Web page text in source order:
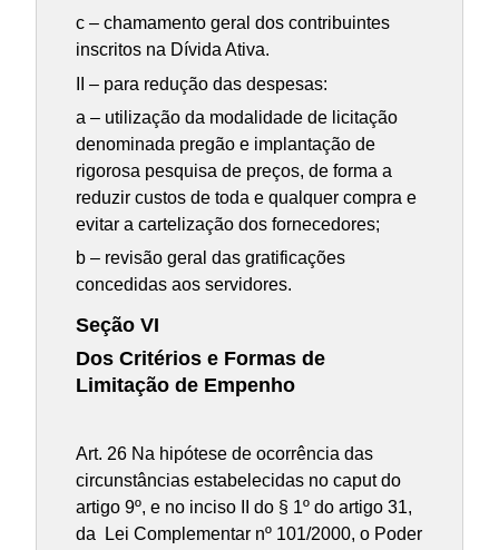
c – chamamento geral dos contribuintes
inscritos na Dívida Ativa.
II – para redução das despesas:
a – utilização da modalidade de licitação
denominada pregão e implantação de
rigorosa pesquisa de preços, de forma a
reduzir custos de toda e qualquer compra e
evitar a cartelização dos fornecedores;
b – revisão geral das gratificações
concedidas aos servidores.
Seção VI
Dos Critérios e Formas de
Limitação de Empenho
Art. 26 Na hipótese de ocorrência das
circunstâncias estabelecidas no caput do
artigo 9º, e no inciso II do § 1º do artigo 31,
da Lei Complementar nº 101/2000, o Poder